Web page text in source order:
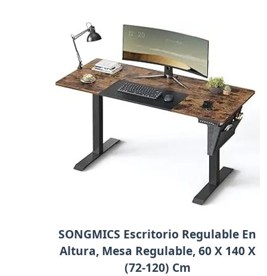
SONGMICS Escritorio Regulable En
Altura, Mesa Regulable, 60 X 140 X
(72-120) Cm